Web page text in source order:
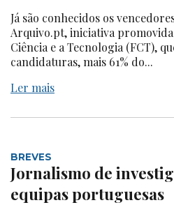
Já são conhecidos os
Arquivo.pt, iniciativa
Ciência e a Tecnologia (FCT),
candidaturas, mais 61% do...
Ler mais
BREVES
Jornalismo de
equipas portuguesas